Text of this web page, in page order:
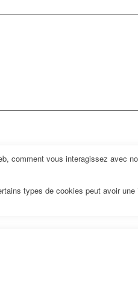
comment vous interagissez avec
types de cookies peut avoir